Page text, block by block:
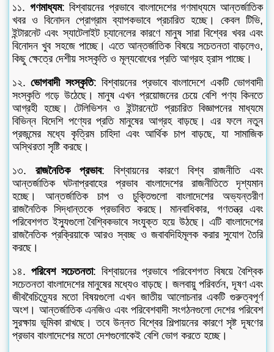
১১. গণমাধ্যম: বিশ্বায়নের প্রভাবে বাংলাদেশের গণমাধ্যমে আন্তর্জাতিক
খবর ও বিনোদন প্রোগ্রাম ব্যাপকভাবে প্রচারিত হচ্ছে। কেবল টিভি,
ইন্টারনেট এবং স্যাটেলাইট চ্যানেলের কারণে মানুষ সারা বিশ্বের খবর এবং
বিনোদন খুব সহজে পাচ্ছে। এতে আন্তর্জাতিক বিষয়ে সচেতনতা বাড়লেও,
কিছু ক্ষেত্রে দেশীয় সংস্কৃতি ও মূল্যবোধের প্রতি আগ্রহ হ্রাস পাচ্ছে।
১২.ভোগবাদী সংস্কৃতি: বিশ্বায়নের প্রভাবে বাংলাদেশে একটি ভোগবাদী
সংস্কৃতি গড়ে উঠেছে। মানুষ এখন প্রয়োজনের চেয়ে বেশি পণ্য কিনতে
আগ্রহী হচ্ছে। টেলিভিশন ও ইন্টারনেটে প্রচারিত বিজ্ঞাপনের মাধ্যমে
বিভিন্ন বিদেশি পণ্যের প্রতি মানুষের আগ্রহ বাড়ছে। এর ফলে নতুন
প্রজন্মের মধ্যে কৃত্রিম চাহিদা এবং আর্থিক চাপ বাড়ছে, যা সামাজিক
অস্থিরতা সৃষ্টি করছে।
১৩.রাজনৈতিক প্রভাব: বিশ্বায়নের কারণে বিশ্ব রাজনীতি এবং
আন্তর্জাতিক ঘটনাপ্রবাহের প্রভাব বাংলাদেশের রাজনীতিতে দৃশ্যমান
হচ্ছে। আন্তর্জাতিক চাপ ও চুক্তিগুলো বাংলাদেশের অভ্যন্তরীণ
রাজনৈতিক সিদ্ধান্তকে প্রভাবিত করছে। মানবাধিকার, গণতন্ত্র এবং
পরিবেশগত ইস্যুগুলো বৈশ্বিকভাবে সংযুক্ত হয়ে উঠছে। এটি বাংলাদেশের
রাজনৈতিক প্রক্রিয়াকে আরও স্বচ্ছ ও জবাবদিহিমূলক করার সুযোগ তৈরি
করছে।
১৪. পরিবেশ সচেতনতা: বিশ্বায়নের প্রভাবে পরিবেশগত বিষয়ে বৈশ্বিক
সচেতনতা বাংলাদেশের মানুষের মধ্যেও বাড়ছে। জলবায়ু পরিবর্তন, দূষণ এবং
জীববৈচিত্র্যের মতো বিষয়গুলো এখন জাতীয় আলোচনার একটি গুরুত্বপূর্ণ
অংশ। আন্তর্জাতিক এনজিও এবং পরিবেশবাদী সংগঠনগুলো দেশের পরিবেশ
সুরক্ষায় ভূমিকা রাখছে। তবে উন্নত বিশ্বের শিল্পায়নের কারণে সৃষ্ট দূষণের
প্রভাব বাংলাদেশের মতো দেশগুলোকেই বেশি ভোগ করতে হচ্ছে।